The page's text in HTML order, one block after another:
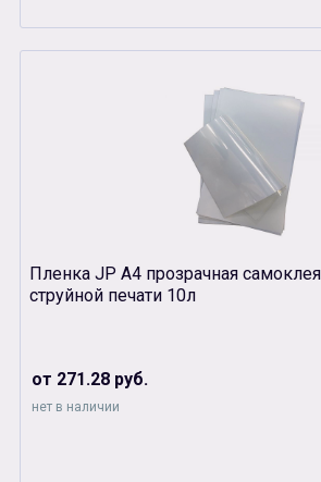
Пленка JP А4 прозрачная
струйной печати 10л
от 271.28 руб.
нет в наличии